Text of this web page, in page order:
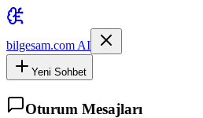
bilgesam.com AI
Yeni Sohbet
Oturum Mesajları